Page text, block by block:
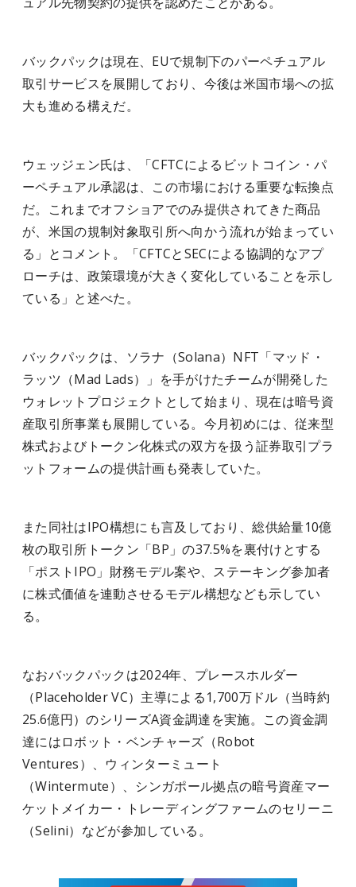
バックパックは現在、EUで規制下のパーペチュアル
取引サービスを展開しており、今後は米国市場への拡
大も進める構えだ。
ウェッジェン氏は、「CFTCによるビットコイン・パ
ーペチュアル承認は、この市場における重要な転換点
だ。これまでオフショアでのみ提供されてきた商品
が、米国の規制対象取引所へ向かう流れが始まってい
る」とコメント。「CFTCとSECによる協調的なアプ
ローチは、政策環境が大きく変化していることを示し
ている」と述べた。
バックパックは、ソラナ（Solana）NFT「マッド・
ラッツ（Mad Lads）」を手がけたチームが開発した
ウォレットプロジェクトとして始まり、現在は暗号資
産取引所事業も展開している。今月初めには、従来型
株式およびトークン化株式の双方を扱う証券取引プラ
ットフォームの提供計画も発表していた。
また同社はIPO構想にも言及しており、総供給量10億
枚の取引所トークン「BP」の37.5%を裏付けとする
「ポストIPO」財務モデル案や、ステーキング参加者
に株式価値を連動させるモデル構想なども示してい
る。
なおバックパックは2024年、プレースホルダー
（Placeholder VC）主導による1,700万ドル（当時約
25.6億円）のシリーズA資金調達を実施。この資金調
達にはロボット・ベンチャーズ（Robot
Ventures）、ウィンターミュート
（Wintermute）、シンガポール拠点の暗号資産マー
ケットメイカー・トレーディングファームのセリーニ
（Selini）などが参加している。